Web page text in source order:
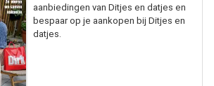
aanbiedingen van Ditjes en datjes en
bespaar op je aankopen bij Ditjes en
datjes.